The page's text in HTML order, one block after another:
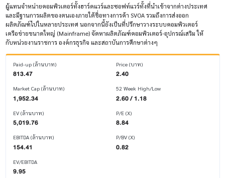
ผู้แทนจำหน่ายคอมพิวเตอร์ทั้งฮาร์ดแวร์และซอฟท์แวร์ทั้งที่นำเข้าจากต่างประเทศ
และมีฐานการผลิตของตนเองภายใต้ชื่อทางการค้า SVOA รวมถึงการส่งออก
ผลิตภัณฑ์ไปในหลายประเทศ นอกจากนี้ยังเป็นที่ปรึกษาวางระบบคอมพิวเตอร์
เครือข่ายขนาดใหญ่ (Mainframe) จัดหาผลิตภัณฑ์คอมพิวเตอร์-อุปกรณ์เสริม ให้
กับหน่วยงานราชการ องค์กรธุรกิจ และสถาบันการศึกษาต่างๆ
Paid-up (ล้านบาท)
813.47
Market Cap (ล้านบาท)
1,952.34
EV (ล้านบาท)
5,019.76
EBITDA (ล้านบาท)
154.41
EV/EBITDA
9.95
Price (บาท)
2.40
52 Week High/Low
2.60 / 1.18
P/E (X)
8.84
P/BV (X)
0.82